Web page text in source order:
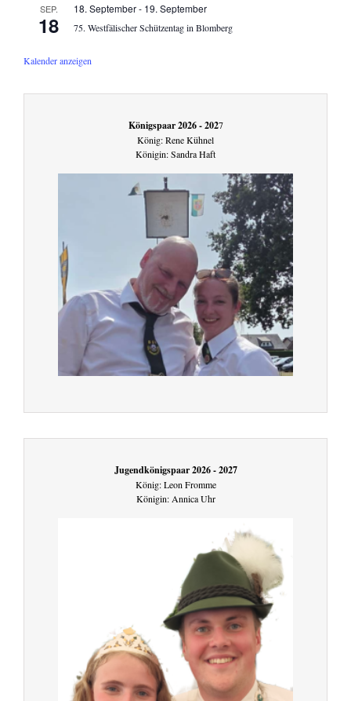
SEP.
18
18. September- 19. September
75. Westfälischer Schützentag in Blomberg
Kalender anzeigen
Königspaar 2026 - 2027
König: Rene Kühnel
Königin: Sandra Haft
Jugendkönigspaar 2026 - 2027
König: Leon Fromme
Königin: Annica Uhr